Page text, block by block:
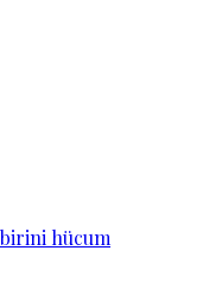
hücum